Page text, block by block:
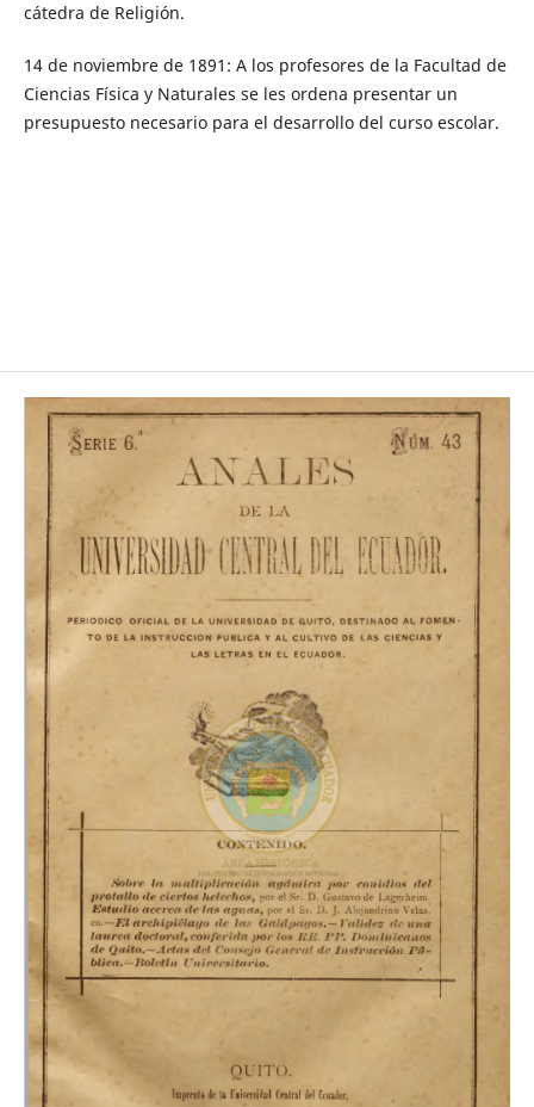
cátedra de Religión.
14 de noviembre de 1891: A los profesores de la Facultad de
Ciencias Física y Naturales se les ordena presentar un
presupuesto necesario para el desarrollo del curso escolar.